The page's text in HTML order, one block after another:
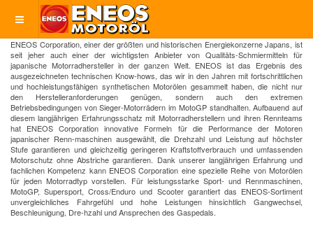
ENEOS Corporation, einer der größten und historischen Energiekonzerne Japans, ist
seit jeher auch einer der wichtigsten Anbieter von Qualitäts-Schmiermitteln für
japanische Motorradhersteller in der ganzen Welt. ENEOS ist das Ergebnis des
ausgezeichneten technischen Know-hows, das wir in den Jahren mit fortschrittlichen
und hochleistungsfähigen synthetischen Motorölen gesammelt haben, die nicht nur
den Herstelleranforderungen genügen, sondern auch den extremen
Betriebsbedingungen von Sieger-Motorrädern im MotoGP standhalten. Aufbauend auf
diesem langjährigen Erfahrungsschatz mit Motorradherstellern und ihren Rennteams
hat ENEOS Corporation innovative Formeln für die Performance der Motoren
japanischer Renn-maschinen ausgewählt, die Drehzahl und Leistung auf höchster
Stufe garantieren und gleichzeitig geringeren Kraftstoffverbrauch und umfassenden
Motorschutz ohne Abstriche garantieren. Dank unserer langjährigen Erfahrung und
fachlichen Kompetenz kann ENEOS Corporation eine spezielle Reihe von Motorölen
für jeden Motorradtyp vorstellen. Für leistungsstarke Sport- und Rennmaschinen,
MotoGP, Supersport, Cross/Enduro und Scooter garantiert das ENEOS-Sortiment
unvergleichliches Fahrgefühl und hohe Leistungen hinsichtlich Gangwechsel,
Beschleunigung, Dre-hzahl und Ansprechen des Gaspedals.